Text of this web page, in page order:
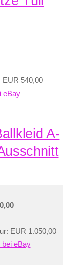
EUR 540,00
eBay
A-
EUR 1.050,00
bei eBay